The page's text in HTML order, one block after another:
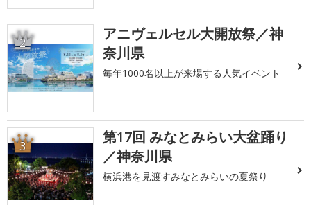
2
アニヴェルセル大開放祭／神
奈川県
毎年1000名以上が来場する人気イベント
3
第17回 みなとみらい大盆踊り
／神奈川県
横浜港を見渡すみなとみらいの夏祭り